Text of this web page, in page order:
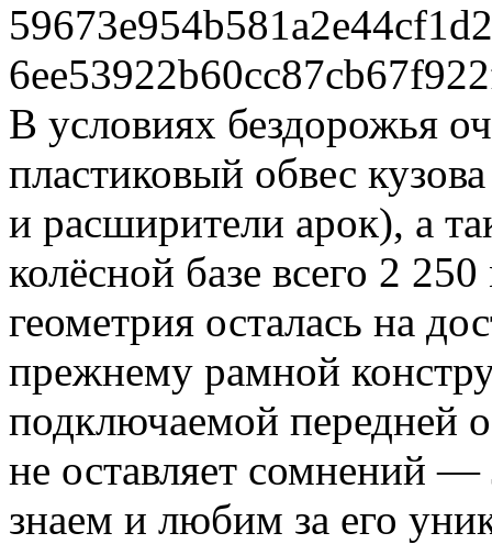
В условиях бездорожья
пластиковый обвес
и расширители арок), а
колёсной базе всего 2
геометрия осталась на
прежнему рамной
подключаемой передней
не оставляет сомнений
знаем и любим за его